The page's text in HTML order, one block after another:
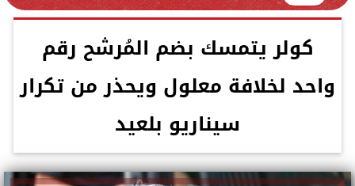
كولر يتمسك بضم المُرشح رقم
واحد لخلافة معلول ويحذر من تكرار
سيناريو بلعيد